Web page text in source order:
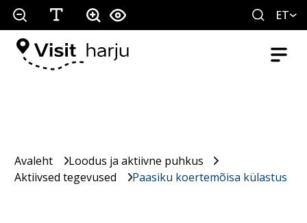
ET
Avaleht
Loodus ja aktiivne puhkus
Aktiivsed tegevused
Paasiku koertemõisa külastus